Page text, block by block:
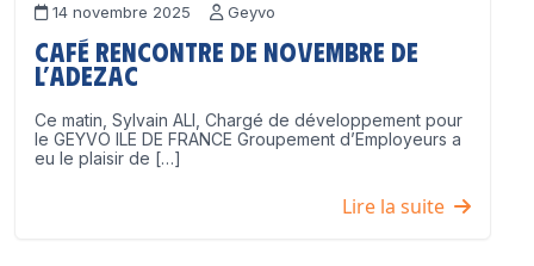
14 novembre 2025 Geyvo
Café Rencontre de Novembre de
l’ADEZAC
Ce matin, Sylvain ALI, Chargé de développement pour
le GEYVO ILE DE FRANCE Groupement d’Employeurs a
eu le plaisir de […]
Lire la suite